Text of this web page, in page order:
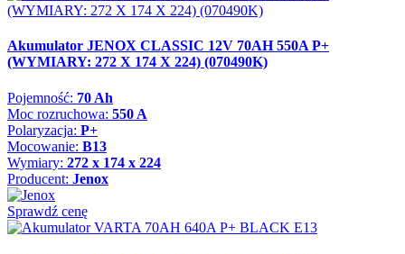
Akumulator JENOX CLASSIC 12V 70AH 550A P+
(WYMIARY: 272 X 174 X 224) (070490K)
Pojemność: 70 Ah
Moc rozruchowa: 550 A
Polaryzacja: P+
Mocowanie: B13
Wymiary: 272 x 174 x 224
Producent: Jenox
Sprawdź cenę